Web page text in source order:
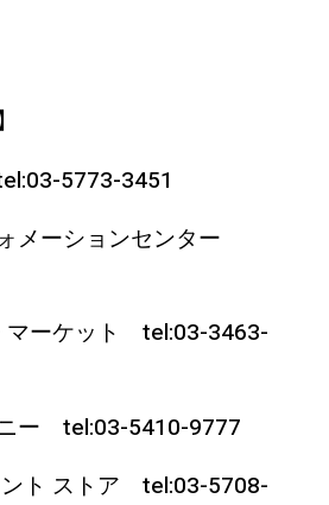
5773-3451
メーションセンター
マーケット tel:03-3463-
ー tel:03-5410-9777
ント ストア tel:03-5708-